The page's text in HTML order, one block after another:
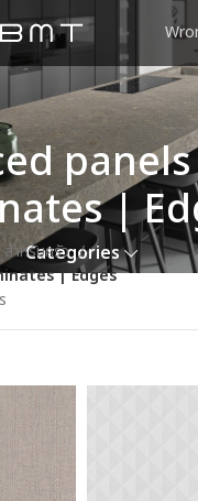
|
Categories
สำหรับครัว
| Edges